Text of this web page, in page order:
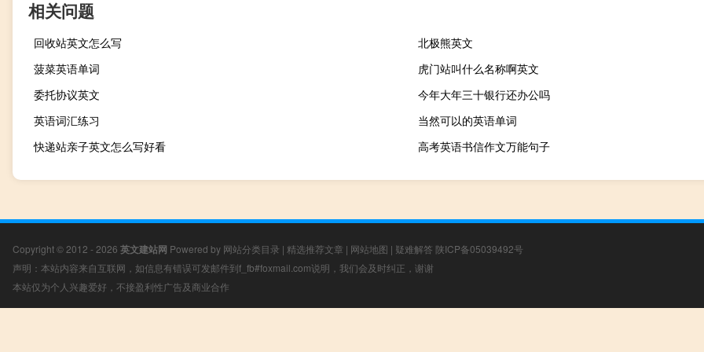
相关问题
回收站英文怎么写
北极熊英文
菠菜英语单词
虎门站叫什么名称啊英文
委托协议英文
今年大年三十银行还办公吗
英语词汇练习
当然可以的英语单词
快递站亲子英文怎么写好看
高考英语书信作文万能句子
Copyright © 2012 - 2026 英文建站网 Powered by 网站分类目录 | 精选推荐文章 | 网站地图 | 疑难解答 陕ICP备05039492号
声明：本站内容来自互联网，如信息有错误可发邮件到f_fb#foxmail.com说明，我们会及时纠正，谢谢
本站仅为个人兴趣爱好，不接盈利性广告及商业合作